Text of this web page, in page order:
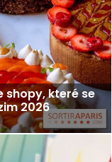
shopy, které se
2026